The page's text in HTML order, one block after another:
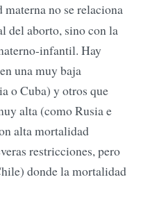
no se relaciona
del aborto, sino con la
infantil. Hay
una muy baja
o Cuba) y otros que
alta (como Rusia e
alta mortalidad
restricciones, pero
donde la mortalidad